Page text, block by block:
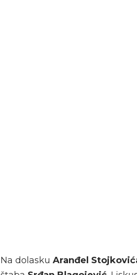
Na dolasku Aranđel